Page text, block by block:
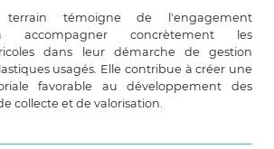
terrain témoigne de l'engagement
à accompagner concrètement les
dans leur démarche de gestion
usagés. Elle contribue à créer une
favorable au développement des
collecte et de valorisation.